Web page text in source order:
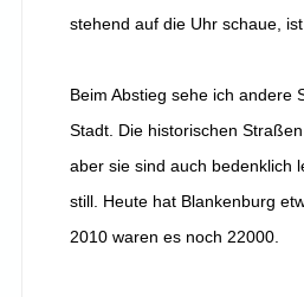
stehend auf die Uhr schaue,
Beim Abstieg sehe ich andere
Stadt. Die historischen
aber sie sind auch bedenklich
still. Heute hat Blankenburg
2010 waren es noch 22000.